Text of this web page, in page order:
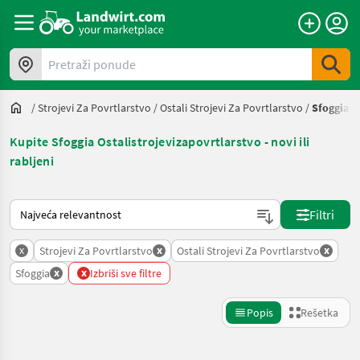
Pretraži ponude
/Strojevi Za Povrtlarstvo /Ostali Strojevi Za Povrtlarstvo /Sfoggia
Kupite Sfoggia Ostalistrojevizapovrtlarstvo - novi ili
rabljeni
Tako se sortira na Landwirt.com
Filtri
x Strojevi Za Povrtlarstvo x Ostali Strojevi Za Povrtlarstvo x
Sfoggia x x Izbriši sve filtre
Popis Rešetka